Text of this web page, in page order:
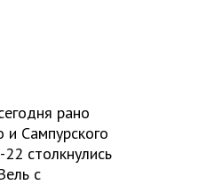
рано
и Сампурского
столкнулись
с